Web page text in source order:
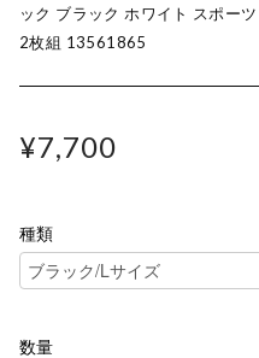
ック ブラック ホワイト スポー
2枚組 13561865
¥7,700
種類
数量